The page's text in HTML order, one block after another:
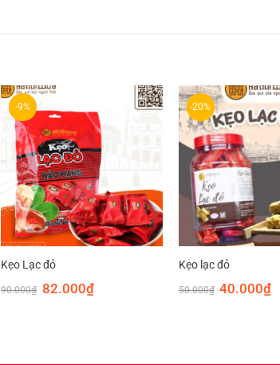
-9%
Kẹo Lạc đỏ
90.000₫ Giá
gốc
82.000₫Giá
hiện
-20%
Kẹo lạc đỏ
50.000₫ Giá
gốc
40.000₫Giá